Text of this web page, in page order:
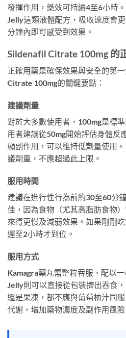
發揮作用，藥效可持續4至6小時
Jelly這類液體配方，吸收速度會
分鐘內即可感受到效果。
Sildenafil Citrate 100mg 的
正確用藥是確保效果與安全的第
Citrate 100mg的關鍵要點：
建議劑量
對於大多數使用者，100mg是標
用者建議從50mg開始評估身體反
顯副作用，可以維持低劑量使用
議劑量，不應超過此上限。
服用時間
建議在進行性行為前約30至60分
佳，因為食物（尤其高脂肪食物
來得更慢及減弱效果。如果剛剛
遲至2小時才到位。
服用方式
Kamagra藥丸需整粒吞服，配以
Jelly則可以直接從包裝擠出吞食
還是果凍，都不應與葡萄柚汁同
代謝，增加藥物濃度及副作用風險